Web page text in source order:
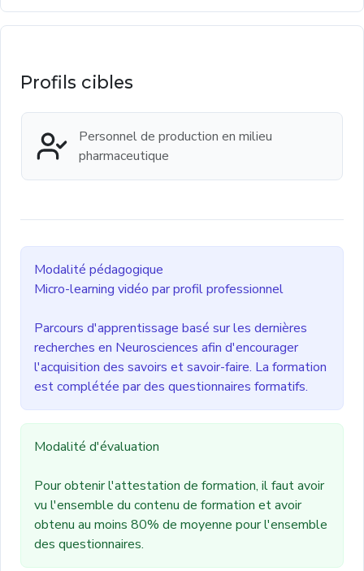
Profils cibles
Personnel de production en milieu
pharmaceutique
Modalité pédagogique
Micro-learning vidéo par profil professionnel
Parcours d'apprentissage basé sur les dernières
recherches en Neurosciences afin d'encourager
l'acquisition des savoirs et savoir-faire. La formation
est complétée par des questionnaires formatifs.
Modalité d'évaluation
Pour obtenir l'attestation de formation, il faut avoir
vu l'ensemble du contenu de formation et avoir
obtenu au moins 80% de moyenne pour l'ensemble
des questionnaires.